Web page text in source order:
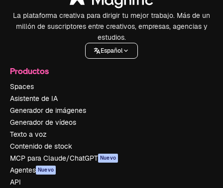
La plataforma creativa para dirigir tu mejor trabajo. Más de un
millón de suscriptores entre creativos, empresas, agencias y
estudios.
Español
Productos
Spaces
Asistente de IA
Generador de imágenes
Generador de vídeos
Texto a voz
Contenido de stock
MCP para Claude/ChatGPT Nuevo
Agentes Nuevo
API